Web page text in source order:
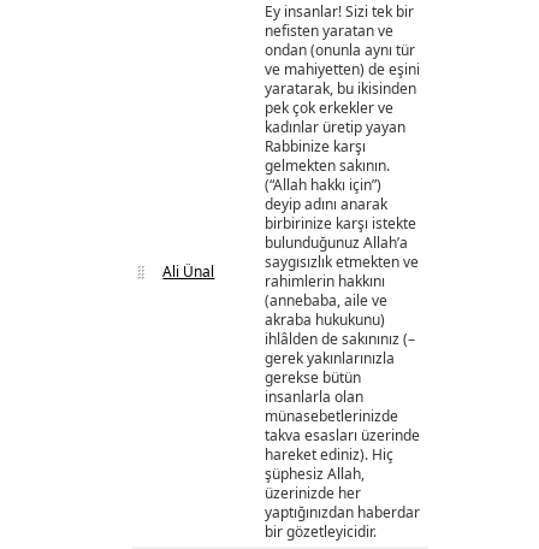
Ali Ünal
Ey insanlar! Sizi tek bir
nefisten yaratan ve
ondan (onunla aynı tür
ve mahiyetten) de eşini
yaratarak, bu ikisinden
pek çok erkekler ve
kadınlar üretip yayan
Rabbinize karşı
gelmekten sakının.
(“Allah hakkı için”)
deyip adını anarak
birbirinize karşı istekte
bulunduğunuz Allah’a
saygısızlık etmekten ve
rahimlerin hakkını
(annebaba, aile ve
akraba hukukunu)
ihlâlden de sakınınız (–
gerek yakınlarınızla
gerekse bütün
insanlarla olan
münasebetlerinizde
takva esasları üzerinde
hareket ediniz). Hiç
şüphesiz Allah,
üzerinizde her
yaptığınızdan haberdar
bir gözetleyicidir.